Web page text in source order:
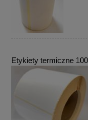
Etykiety termiczne